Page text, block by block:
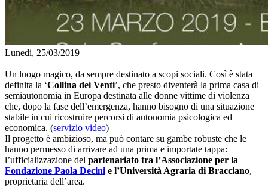
Lunedi, 25/03/2019
Un luogo magico, da sempre destinato a scopi sociali. Così è stata
definita la ‘Collina dei Venti’, che presto diventerà la prima casa di
semiautonomia in Europa destinata alle donne vittime di violenza
che, dopo la fase dell’emergenza, hanno bisogno di una situazione
stabile in cui ricostruire percorsi di autonomia psicologica ed
economica. (servizio video)
Il progetto è ambizioso, ma può contare su gambe robuste che le
hanno permesso di arrivare ad una prima e importate tappa:
l’ufficializzazione del partenariato tra l’Associazione per la
Fondazione Paola Decinie l’Università Agraria di Bracciano,
proprietaria dell’area.